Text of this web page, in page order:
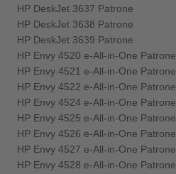
HP DeskJet 3637 Patrone
HP DeskJet 3638 Patrone
HP DeskJet 3639 Patrone
HP Envy 4520 e-All-in-One Patrone
HP Envy 4521 e-All-in-One Patrone
HP Envy 4522 e-All-in-One Patrone
HP Envy 4524 e-All-in-One Patrone
HP Envy 4525 e-All-in-One Patrone
HP Envy 4526 e-All-in-One Patrone
HP Envy 4527 e-All-in-One Patrone
HP Envy 4528 e-All-in-One Patrone